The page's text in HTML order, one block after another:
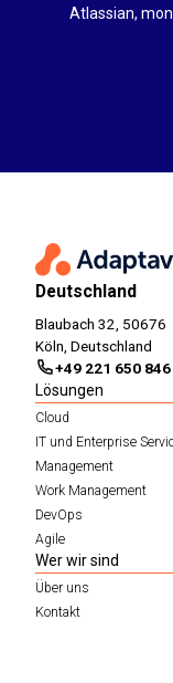
Atlassian,
Deutschland
Blaubach 32, 50676
Köln, Deutschland
+49 221 650
Lösungen
Cloud
IT und Enterprise
Management
Work Management
DevOps
Agile
Wer wir sind
Über uns
Kontakt